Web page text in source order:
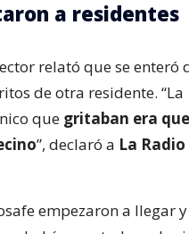
a residentes
relató que se enteró
de otra residente. “La
que gritaban era
”, declaró a La Radio
empezaron a llegar